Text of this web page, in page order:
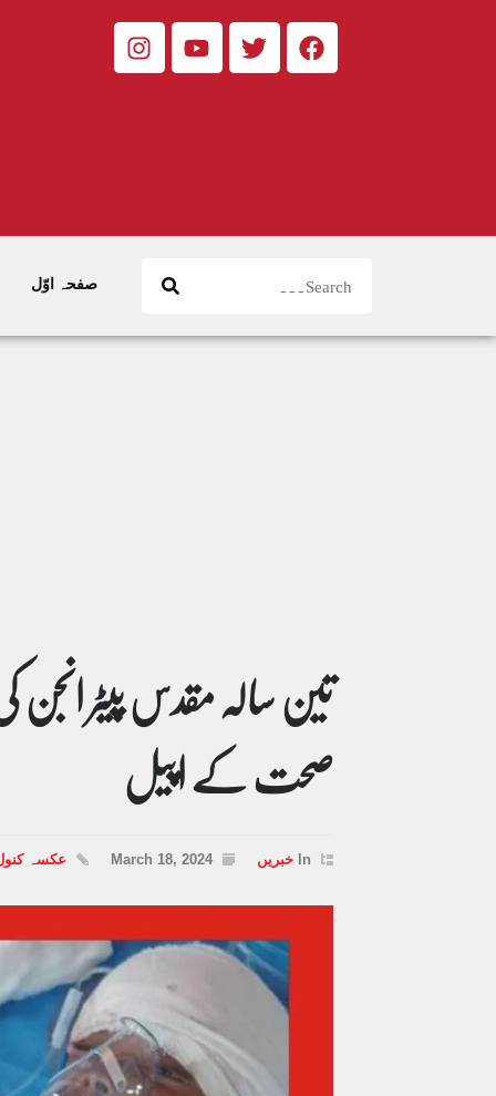
صفحہ اوّل
تین سالہ مقدس پیٹر
صحت کے اپیل
In خبریں March 18, 2024 عکسہ